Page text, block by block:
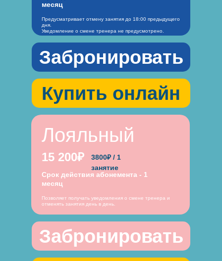
Предусматривает отмену занятия до 18:00 предыдущего
дня.
Уведомление о смене тренера не предусмотрено.
месяц
Позволяет получать уведомления о смене тренера и
отменять занятия день в день.
15 200₽
Срок действия абонемента - 1
месяц
3800₽ / 1
занятие
Лояльный
Забронировать
Купить онлайн
Забронировать